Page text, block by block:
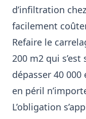
d’infiltration
facilement
Refaire le
200 m2 qui
dépasser 40
en péril
L’obligation